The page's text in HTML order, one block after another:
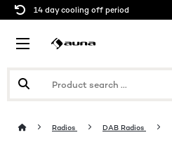
14 day cooling off period
Radios DAB Radios